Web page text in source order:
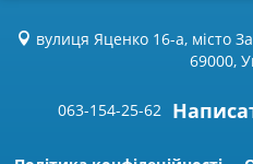
вулиця Яценко 16-а, місто
69000,
063-154-25-62